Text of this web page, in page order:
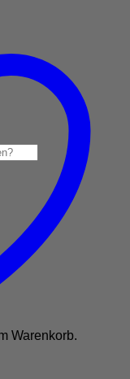
Warenkorb.